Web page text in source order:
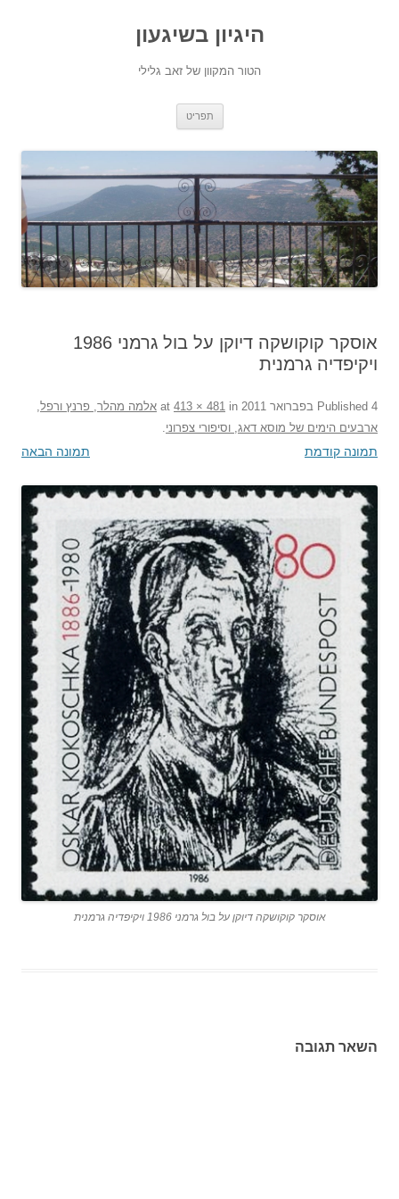
היגיון בשיגעון
הטור המקוון של זאב גלילי
תפריט
אוסקר קוקושקה דיוקן על בול גרמני 1986
ויקיפדיה גרמנית
Published 4 בפברואר 2011 413 × 481 in
אלמה מהלר, פרנץ ורפל,
ארבעים הימים של מוסא דאג, וסיפורי צפרוני
תמונה קודמת תמונה הבאה
אוסקר קוקושקה דיוקן על בול גרמני 1986 ויקיפדיה גרמנית
השאר תגובה